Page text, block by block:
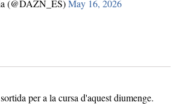
(@DAZN_ES)May 16, 2026
per a la cursa d'aquest diumenge.